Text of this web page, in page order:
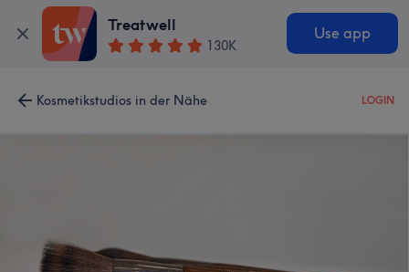
Treatwell
130K
Use app
Kosmetikstudios in der Nähe LOGIN